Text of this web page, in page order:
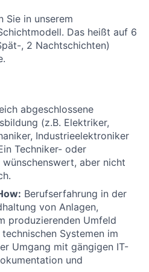
Sie in unserem
Das heißt auf 6
, 2 Nachtschichten)
abgeschlossene
(z.B. Elektriker,
Industrieelektroniker
Techniker- oder
aber nicht
Berufserfahrung in der
von Anlagen,
produzierenden Umfeld
Systemen im
Umgang mit gängigen IT-
und